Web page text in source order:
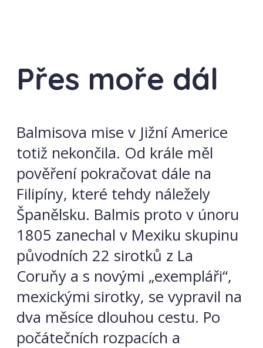
Přes moře dál
Balmisova mise v Jižní Americe
totiž nekončila. Od krále měl
pověření pokračovat dále na
Filipíny, které tehdy náležely
Španělsku. Balmis proto v únoru
1805 zanechal v Mexiku skupinu
původních 22 sirotků z La
Coruňy a s novými „exempláři“,
mexickými sirotky, se vypravil na
dva měsíce dlouhou cestu. Po
počátečních rozpacích a